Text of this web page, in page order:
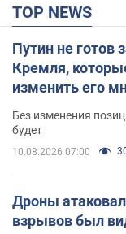
TOP NEWS
Путин не готов
Кремля,
изменить его
Без изменения
будет
10.08.2026 07:00
Дроны
взрывов был